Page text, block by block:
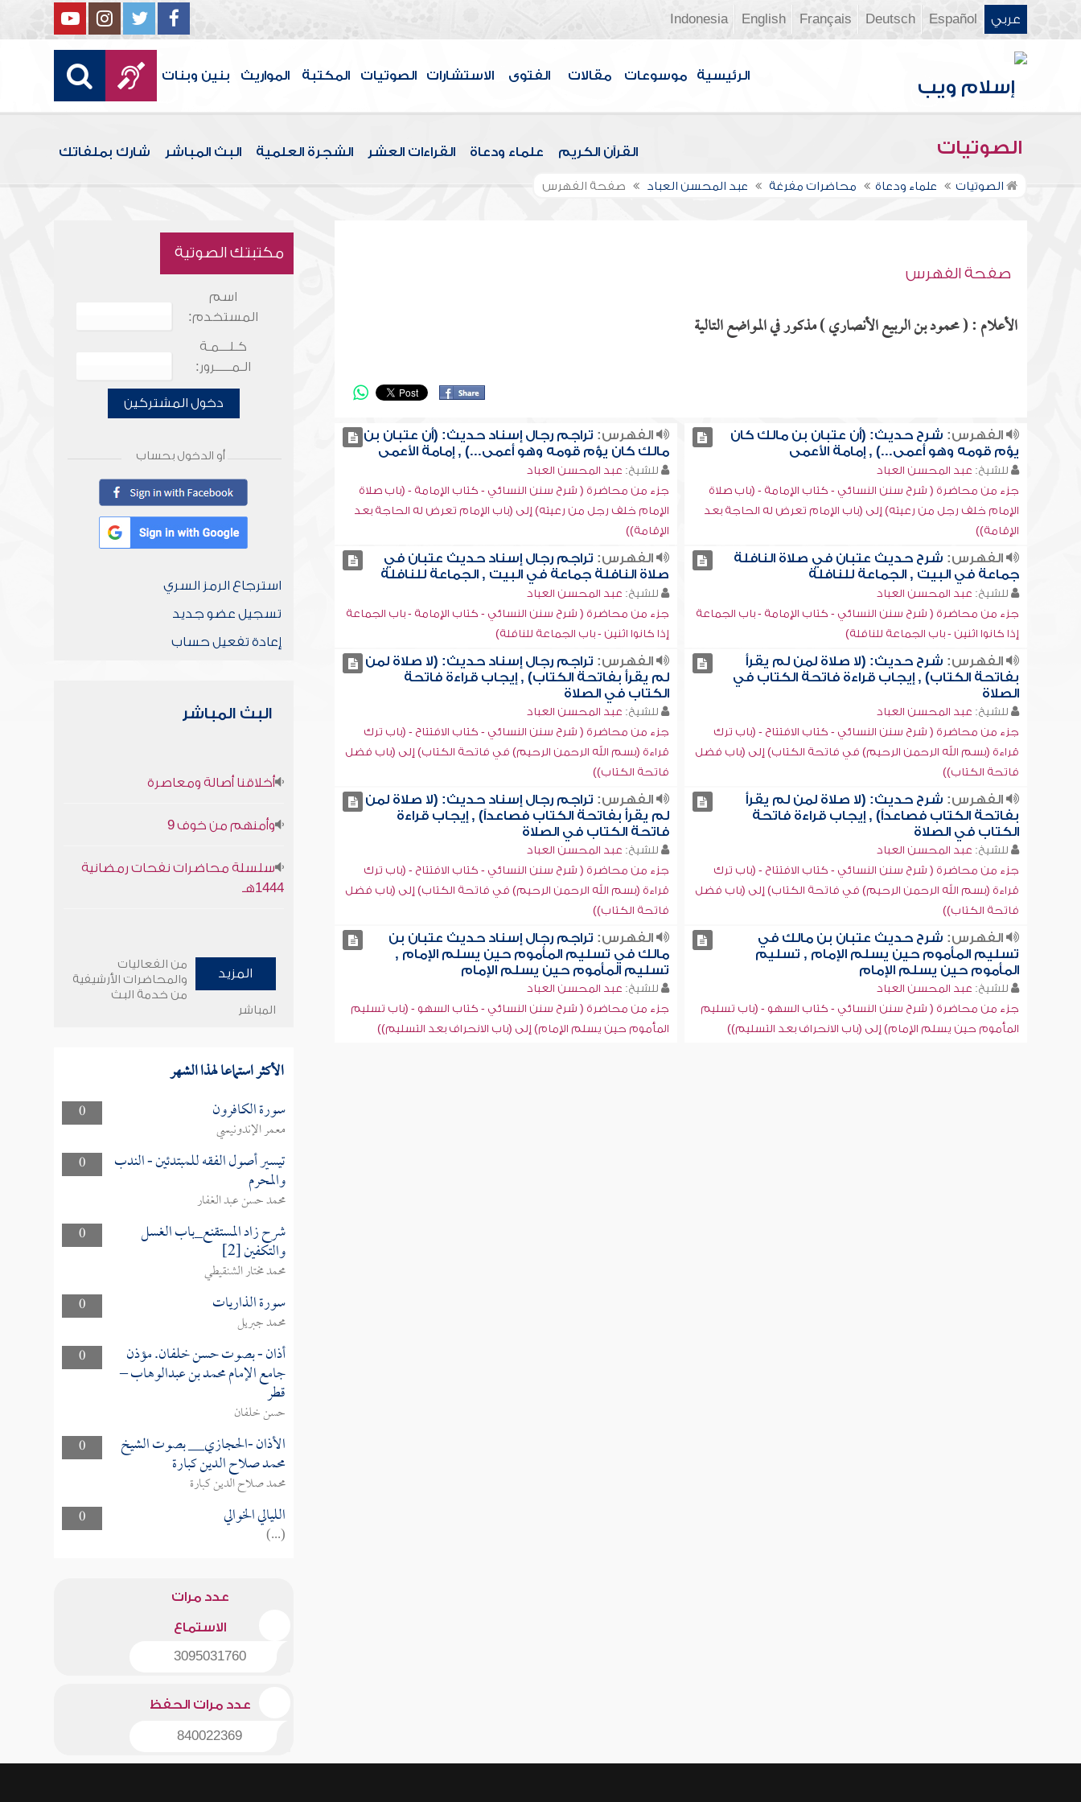
عربي Español
Deutsch
Français
English
Indonesia
الرئيسية موسوعات مقالات الفتوى الاستشارات الصوتيات المكتبة المواريث بنين وبنات
الصوتيات القرآن الكريم علماء ودعاة القراءات العشر الشجرة العلمية البث المباشر شارك بملفاتك
الصوتيات علماء ودعاة محاضرات مفرغة عبد المحسن العباد صفحة الفهرس
صفحة الفهرس
الأعلام : ( محمود بن الربيع الأنصاري ) مذكور في المواضع التالية
الفهرس: شرح حديث: (أن عتبان بن مالك كان
يؤم قومه وهو أعمى...) , إمامة الأعمى
للشيخ: عبد المحسن العباد
جزء من محاضرة ( شرح سنن النسائي - كتاب الإمامة - (باب صلاة
الإمام خلف رجل من رعيته) إلى (باب الإمام تعرض له الحاجة بعد
الإقامة))
الفهرس: تراجم رجال إسناد حديث: (أن عتبان بن
مالك كان يؤم قومه وهو أعمى...) , إمامة الأعمى
للشيخ: عبد المحسن العباد
جزء من محاضرة ( شرح سنن النسائي - كتاب الإمامة - (باب صلاة
الإمام خلف رجل من رعيته) إلى (باب الإمام تعرض له الحاجة بعد
الإقامة))
الفهرس: شرح حديث عتبان في صلاة النافلة
جماعة في البيت , الجماعة للنافلة
للشيخ: عبد المحسن العباد
جزء من محاضرة ( شرح سنن النسائي - كتاب الإمامة - باب الجماعة
إذا كانوا اثنين - باب الجماعة للنافلة)
الفهرس: تراجم رجال إسناد حديث عتبان في
صلاة النافلة جماعة في البيت , الجماعة للنافلة
للشيخ: عبد المحسن العباد
جزء من محاضرة ( شرح سنن النسائي - كتاب الإمامة - باب الجماعة
إذا كانوا اثنين - باب الجماعة للنافلة)
الفهرس: شرح حديث: (لا صلاة لمن لم يقرأ
بفاتحة الكتاب) , إيجاب قراءة فاتحة الكتاب في
الصلاة
للشيخ: عبد المحسن العباد
جزء من محاضرة ( شرح سنن النسائي - كتاب الافتتاح - (باب ترك
قراءة (بسم الله الرحمن الرحيم) في فاتحة الكتاب) إلى (باب فضل
فاتحة الكتاب))
الفهرس: تراجم رجال إسناد حديث: (لا صلاة لمن
لم يقرأ بفاتحة الكتاب) , إيجاب قراءة فاتحة
الكتاب في الصلاة
للشيخ: عبد المحسن العباد
جزء من محاضرة ( شرح سنن النسائي - كتاب الافتتاح - (باب ترك
قراءة (بسم الله الرحمن الرحيم) في فاتحة الكتاب) إلى (باب فضل
فاتحة الكتاب))
الفهرس: شرح حديث: (لا صلاة لمن لم يقرأ
بفاتحة الكتاب فصاعداً) , إيجاب قراءة فاتحة
الكتاب في الصلاة
للشيخ: عبد المحسن العباد
جزء من محاضرة ( شرح سنن النسائي - كتاب الافتتاح - (باب ترك
قراءة (بسم الله الرحمن الرحيم) في فاتحة الكتاب) إلى (باب فضل
فاتحة الكتاب))
الفهرس: تراجم رجال إسناد حديث: (لا صلاة لمن
لم يقرأ بفاتحة الكتاب فصاعداً) , إيجاب قراءة
فاتحة الكتاب في الصلاة
للشيخ: عبد المحسن العباد
جزء من محاضرة ( شرح سنن النسائي - كتاب الافتتاح - (باب ترك
قراءة (بسم الله الرحمن الرحيم) في فاتحة الكتاب) إلى (باب فضل
فاتحة الكتاب))
الفهرس: شرح حديث عتبان بن مالك في
تسليم المأموم حين يسلم الإمام , تسليم
المأموم حين يسلم الإمام
للشيخ: عبد المحسن العباد
جزء من محاضرة ( شرح سنن النسائي - كتاب السهو - (باب تسليم
المأموم حين يسلم الإمام) إلى (باب الانحراف بعد التسليم))
الفهرس: تراجم رجال إسناد حديث عتبان بن
مالك في تسليم المأموم حين يسلم الإمام ,
تسليم المأموم حين يسلم الإمام
للشيخ: عبد المحسن العباد
جزء من محاضرة ( شرح سنن النسائي - كتاب السهو - (باب تسليم
المأموم حين يسلم الإمام) إلى (باب الانحراف بعد التسليم))
مكتبتك الصوتية
اسم
المستخدم:
كـلـــمـة
الـمـــــرور:
دخول المشتركين
أو الدخول بحساب
استرجاع الرمز السري
تسجيل عضو جديد
إعادة تفعيل حساب
البث المباشر
أخلاقنا أصالة ومعاصرة
وأمنهم من خوف 9
سلسلة محاضرات نفحات رمضانية
1444هـ
المزيد
من الفعاليات
والمحاضرات الأرشيفية
من خدمة البث
المباشر
الأكثر استماعا لهذا الشهر
0 سورة الكافرون
معمر الإندونيسي
0
تيسير أصول الفقه للمبتدئين - الندب
والمحرم
محمد حسن عبد الغفار
0
شرح زاد المستقنع_باب الغسل
والتكفين [2]
محمد مختار الشنقيطي
0
سورة الذاريات
محمد جبريل
0
أذان - بصوت حسن خلفان. مؤذن
جامع الإمام محمد بن عبدالوهاب –
قطر
حسن خلفان
0
الأذان -الحجازي__ بصوت الشيخ
محمد صلاح الدين كبارة
محمد صلاح الدين كبارة
0
الليالي الخوالي
(...)
عدد مرات
الاستماع
3095031760
عدد مرات الحفظ
840022369